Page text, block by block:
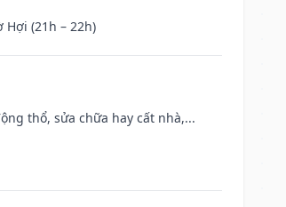
Hợi (21h – 22h)
thổ, sửa chữa hay cất nhà,...